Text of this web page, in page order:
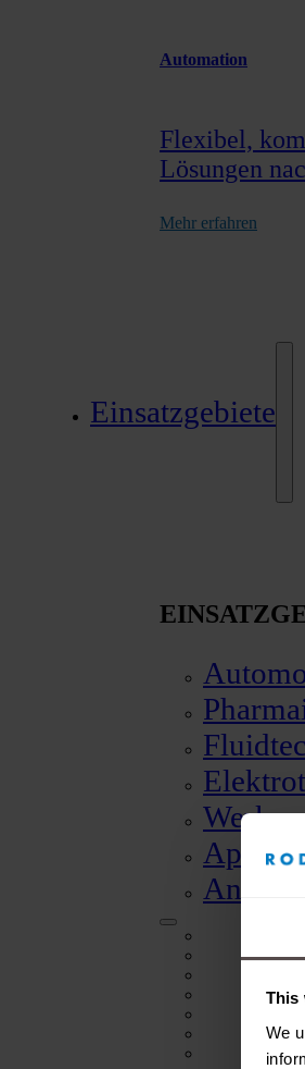
This
We
Automation
Flexibel,
Lösungen
Mehr erfahren
Einsatzgebiete
Andere
Apparate
Andere